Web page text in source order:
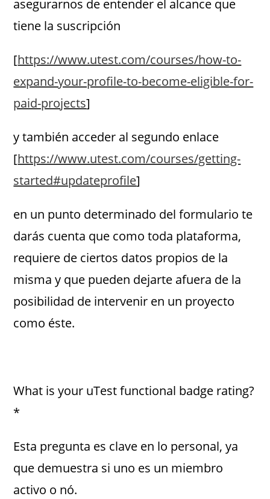
asegurarnos de entender el alcance que
tiene la suscripción
[https://www.utest.com/courses/how-to-
expand-your-profile-to-become-eligible-for-
paid-projects]
y también acceder al segundo enlace
[https://www.utest.com/courses/getting-
started#updateprofile]
en un punto determinado del formulario te
darás cuenta que como toda plataforma,
requiere de ciertos datos propios de la
misma y que pueden dejarte afuera de la
posibilidad de intervenir en un proyecto
como éste.
What is your uTest functional badge rating?
*
Esta pregunta es clave en lo personal, ya
que demuestra si uno es un miembro
activo o nó.